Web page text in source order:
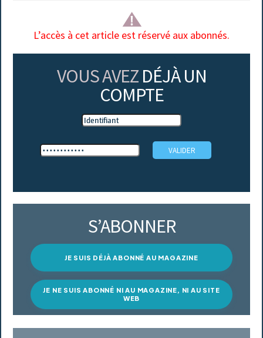
L’accès à cet article est réservé aux abonnés.
VOUS AVEZ DÉJÀ UN
COMPTE
S’ABONNER
JE SUIS DÉJÀ ABONNÉ AU MAGAZINE
JE NE SUIS ABONNÉ NI AU MAGAZINE, NI AU SITE
WEB